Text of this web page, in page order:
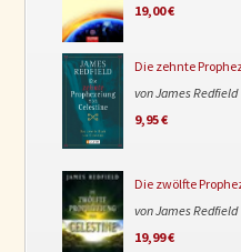
19,00 €
Die zehnte
von James Redfield
9,95 €
Die zwölfte
von James Redfield
19,99 €